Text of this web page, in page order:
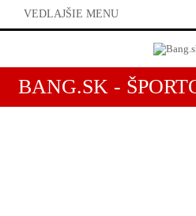
VEDLAJŠIE MENU
BANG.SK -